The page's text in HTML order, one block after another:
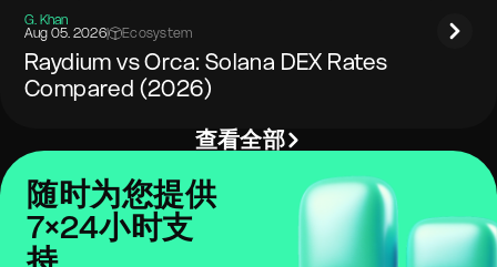
G. Khan
Aug 05. 2026| Ecosystem
Raydium vs Orca: Solana DEX Rates
Compared (2026)
查看全部
随时为您提供
7×24小时支